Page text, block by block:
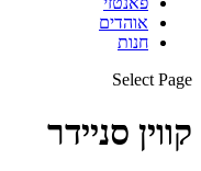
אוהדים
חנות
Select Page
קווין סניידר